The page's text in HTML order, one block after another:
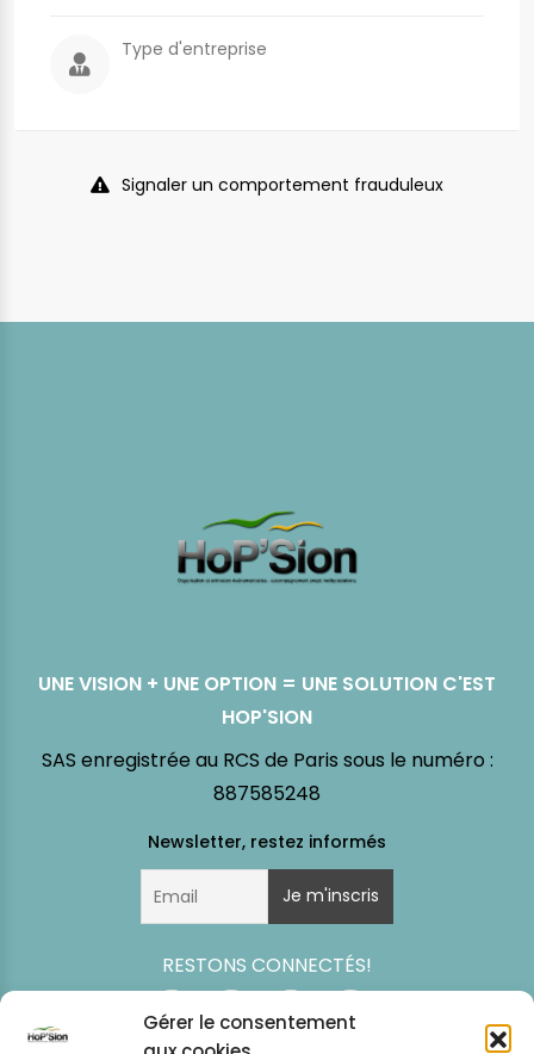
Gérer le consentement
Type d'entreprise
Signaler un comportement frauduleux
UNE VISION + UNE OPTION = UNE SOLUTION C'EST
HOP'SION
SAS enregistrée au RCS de Paris sous le numéro :
887585248
RESTONS CONNECTÉS!